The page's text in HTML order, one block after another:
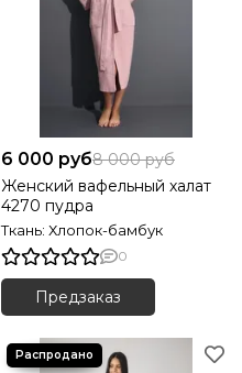
6 000 руб8 000 руб
Женский вафельный халат
4270 пудра
Ткань: Хлопок-бамбук
0
Предзаказ